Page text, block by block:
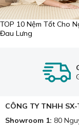
TOP 10 Nệm Tốt Cho
Đau Lưng
CÔNG TY TNHH
Showroom 1: 80